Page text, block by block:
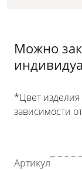
Можно
*Цвет изделия
зависимости
Артикул